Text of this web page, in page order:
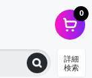
0
詳細
検索